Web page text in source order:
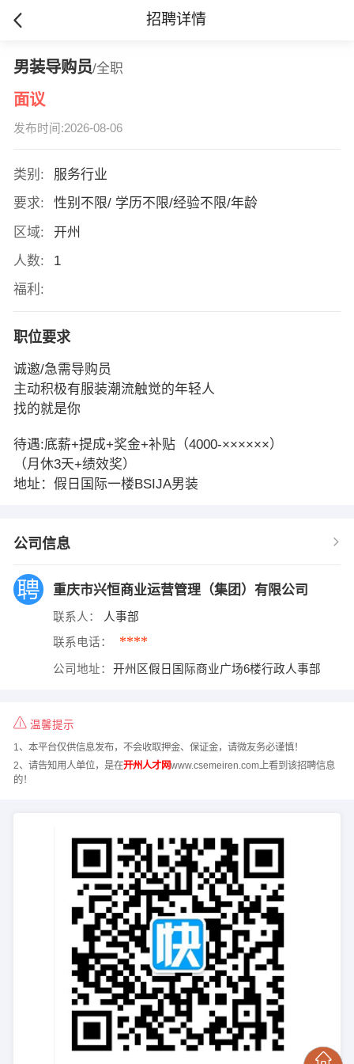
招聘详情
男装导购员/全职
面议
发布时间:2026-08-06
类别:
服务行业
要求:
性别不限/ 学历不限/经验不限/年龄
区域:
开州
人数:
1
福利:
职位要求
诚邀/急需导购员
主动积极有服装潮流触觉的年轻人
找的就是你
待遇:底薪+提成+奖金+补贴（4000-××××××）
（月休3天+绩效奖）
地址：假日国际一楼BSIJA男装
公司信息
重庆市兴恒商业运营管理（集团）有限公司
联系人： 人事部
联系电话： ****
公司地址： 开州区假日国际商业广场6楼行政人事部
温馨提示
1、本平台仅供信息发布，不会收取押金、保证金，请微友务必谨慎！
2、请告知用人单位，是在开州人才网www.csemeiren.com上看到该招聘信息
的！